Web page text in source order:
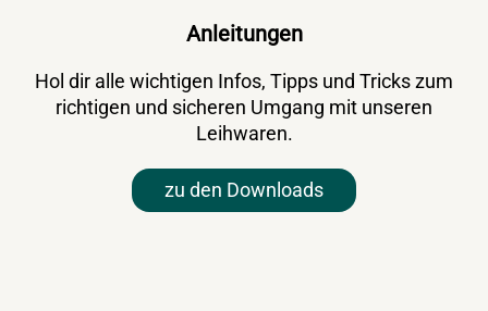
Anleitungen
Hol dir alle wichtigen Infos, Tipps und Tricks zum
richtigen und sicheren Umgang mit unseren
Leihwaren.
zu den Downloads